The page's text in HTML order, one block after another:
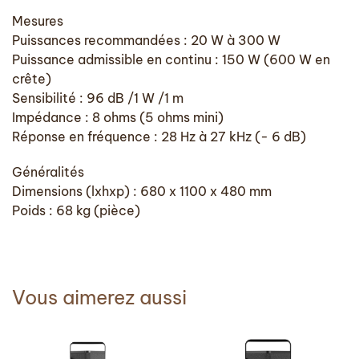
Mesures
Puissances recommandées : 20 W à 300 W
Puissance admissible en continu : 150 W (600 W en
crête)
Sensibilité : 96 dB /1 W /1 m
Impédance : 8 ohms (5 ohms mini)
Réponse en fréquence : 28 Hz à 27 kHz (- 6 dB)
Généralités
Dimensions (lxhxp) : 680 x 1100 x 480 mm
Poids : 68 kg (pièce)
Vous aimerez aussi